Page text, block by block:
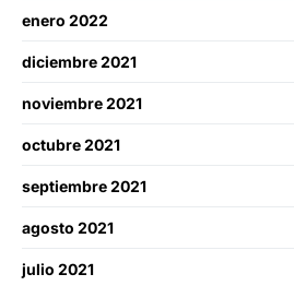
enero 2022
diciembre 2021
noviembre 2021
octubre 2021
septiembre 2021
agosto 2021
julio 2021